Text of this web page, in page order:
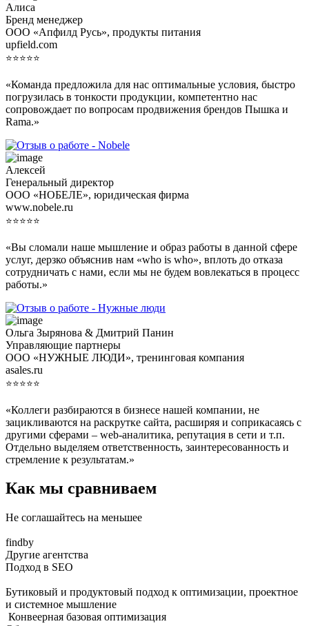
Алиса
Бренд менеджер
ООО «Апфилд Русь», продукты питания
upfield.com
⭐⭐⭐⭐⭐
«Команда предложила для нас оптимальные условия, быстро
погрузилась в тонкости продукции, компетентно нас
сопровождает по вопросам продвижения брендов Пышка и
Rama.»
Алексей
Генеральный директор
ООО «НОБЕЛЕ», юридическая фирма
www.nobele.ru
⭐⭐⭐⭐⭐
«Вы сломали наше мышление и образ работы в данной сфере
услуг, дерзко объяснив нам «who is who», вплоть до отказа
сотрудничать с нами, если мы не будем вовлекаться в процесс
работы.»
Ольга Зырянова & Дмитрий Панин
Управляющие партнеры
ООО «НУЖНЫЕ ЛЮДИ», тренинговая компания
asales.ru
⭐⭐⭐⭐⭐
«Коллеги разбираются в бизнесе нашей компании, не
зацикливаются на раскрутке сайта, расширяя и соприкасаясь с
другими сферами – web-аналитика, репутация в сети и т.п.
Отдельно выделяем ответственность, заинтересованность и
стремление к результатам.»
Как мы сравниваем
Не соглашайтесь на меньшее
findby
Другие агентства
Подход в SEO
Бутиковый и продуктовый подход к оптимизации, проектное
и системное мышление
Конвеерная базовая оптимизация